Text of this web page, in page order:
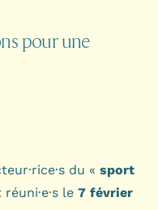
pour une
du « sport
le 7 février